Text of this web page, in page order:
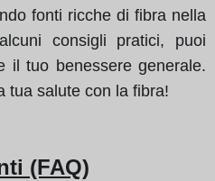
fonti ricche di fibra nella
consigli pratici, puoi
il tuo benessere generale.
tua salute con la fibra!
(FAQ)